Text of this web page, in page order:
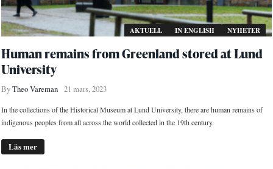
AKTUELL IN ENGLISH NYHETER
Human remains from Greenland stored at Lund
University
ByTheo Vareman 21 mars, 2023
In the collections of the Historical Museum at Lund University, there are human remains of
indigenous peoples from all across the world collected in the 19th century.
Läs mer